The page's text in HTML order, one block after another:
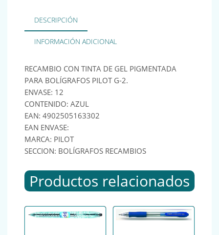
DESCRIPCIÓN
INFORMACIÓN ADICIONAL
RECAMBIO CON TINTA DE GEL PIGMENTADA
PARA BOLÍGRAFOS PILOT G-2.
ENVASE: 12
CONTENIDO: AZUL
EAN: 4902505163302
EAN ENVASE:
MARCA: PILOT
SECCION: BOLÍGRAFOS RECAMBIOS
Productos relacionados